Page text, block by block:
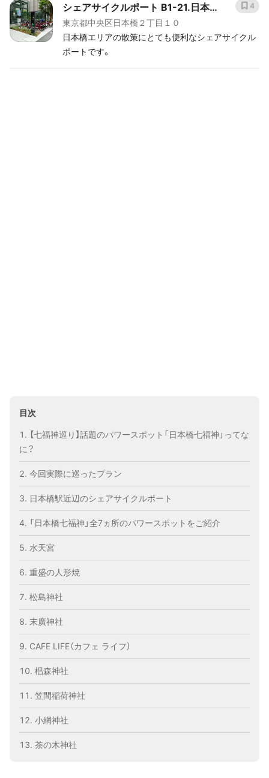
９年、明治神宮造営の工匠長・内藤駒三郎宮大工一門
によって再建。
さな神社ですが、写真からでも強い力を感じるのが
お分かりいただけるでしょうか？ 火伏せおよび生産
の神として親しまれるほか、七福神の「布袋尊」を祀
ることでも知られています。
シェアサイクルポート B1-21.日本
橋二丁目街角広場
東京都中央区日本橋２丁目１０
日本橋エリアの散策にとても便利なシェアサイクル
ポートです。
4
目次
【七福神巡り】話題のパワースポット「日本橋七福神」ってな
に？
今回実際に巡ったプラン
日本橋駅近辺のシェアサイクルポート
「日本橋七福神」全7ヵ所のパワースポットをご紹介
水天宮
重盛の人形焼
松島神社
末廣神社
CAFE LIFE（カフェ ライフ）
椙森神社
笠間稲荷神社
小網神社
茶の木神社